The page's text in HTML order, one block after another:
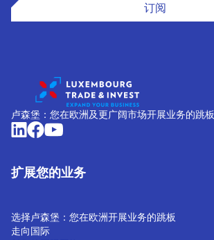
订阅
卢森堡：您在欧洲及更广阔市场开展业务的跳板
扩展您的业务
选择卢森堡：您在欧洲开展业务的跳板
走向国际